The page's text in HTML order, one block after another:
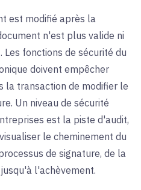
est modifié après la
n'est plus valide ni
fonctions de sécurité du
doivent empêcher
la transaction de modifier le
Un niveau de sécurité
est la piste d'audit,
le cheminement du
de signature, de la
l'achèvement.